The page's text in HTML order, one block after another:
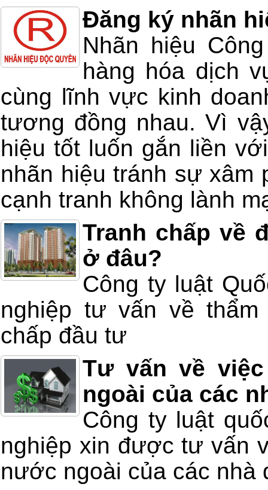
Đăng ký nhãn
Nhãn hiệu
hàng hóa dịch
cùng lĩnh vực kinh
tương đồng nhau. Vì
hiệu tốt luốn gắn liền
nhãn hiệu tránh sự xâm
cạnh tranh không lành
Tranh chấp về
ở đâu?
Công ty luật
nghiệp tư vấn về
chấp đầu tư
Tư vấn về
ngoài của các
Công ty luật
nghiệp xin được tư vấn
nước ngoài của các nhà